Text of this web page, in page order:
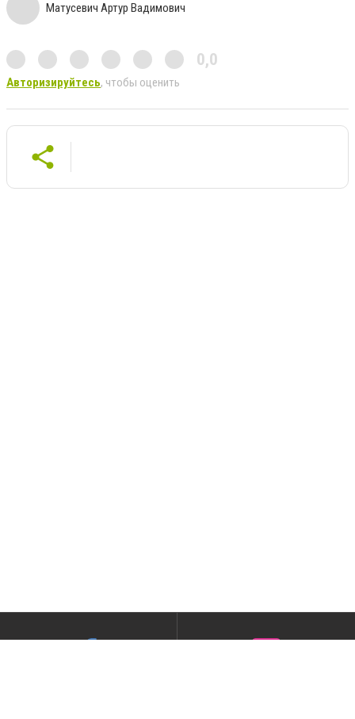
Матусевич Артур Вадимович
0,0
Авторизируйтесь, чтобы оценить